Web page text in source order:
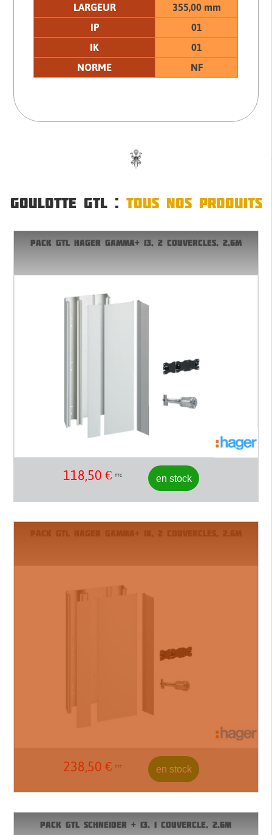
LARGEUR
355,00 mm
IP
01
IK
01
NORME
NF
GOULOTTE GTL : TOUS NOS PRODUITS
PACK GTL HAGER GAMMA+ 13, 2 COUVERCLES, 2,6M
118,50 € TTC en stock
238,50 € TTC en stock
PACK GTL SCHNEIDER + 13, 1 COUVERCLE, 2,6M